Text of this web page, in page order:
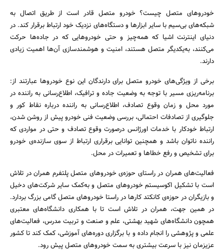
خودروهای متصل چیست؟ خودرو متصل قادر است از طریق اتصال به
شبکه‌های بی‌سیم با سایر ابزارها و دستگاه‌های نزدیک خود ارتباط برقرار کند. در
دنیای اینترنت اشیا که همه‌چیز و حتی خودروهایی که در جاده‌ها حرکت
می‌کنند، به‌یکدیگر متصل هستند، امنیت و هوشمندسازی آن‌ها اهمیت زیادی
دارند.
برخی از ویژگی‌های خودرو متصل برای دارندگان این نوع خودروها عبارتند از:
برنامه‌ریزی مسیر با توجه به وضعیت جاده و ترافیک، اطلاع‌رسانی به راننده در
مورد محل و زمان وقوع تصادف، اطلاع‌رسانی به راننده درباره نقاط کور و
جلوگیری از تصادفات احتمالی، بررسی وضعیت فنی خودرو پیش از روشن شدن،
ارتباط خودکار با خدمات اورژانس درصورت وقوع تصادف و حتی در مواردی که
راننده ناتوان باشد و همچنین توانایی برقراری ارتباط از سوی سازنده‌ی خودرو
برای تشخیص و رفع خطاها و تعمیرات در محل.
فعالیت‌های همران در راستای حوزه‌ی خودروهای متصل پلتفرم همران در تلاش
است با تشکیل اکوسیستم خودروهای متصل و به‌کمک سایر شرکت‌های دخیل
و بازیگران در حوزه‌ی کانکتد کارها در راستا خودروهای متصل گامی بزرگ بردارد.
در همین جهت، همران در تلاش است تا با همکاری دانشگاه‌های معتبری
همچون دانشگاه‌های شهید بهشتی، علم و صنعت و تربیت مدرس، فعالیت‌های
علمی و پژوهشی را انجام داده و با برگزاری دوره‌های آموزشی، کمک کند تا کشور
عزیزمان نیز با سرعت بیشتری به سمت خودروهای متصل پیش رود.